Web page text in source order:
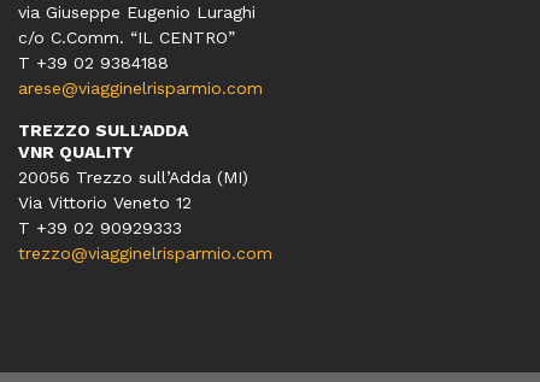
via Giuseppe Eugenio Luraghi
c/o C.Comm. “IL CENTRO”
T +39 02 9384188
arese@viagginelrisparmio.com
TREZZO SULL’ADDA
VNR QUALITY
20056 Trezzo sull’Adda (MI)
Via Vittorio Veneto 12
T +39 02 90929333
trezzo@viagginelrisparmio.com